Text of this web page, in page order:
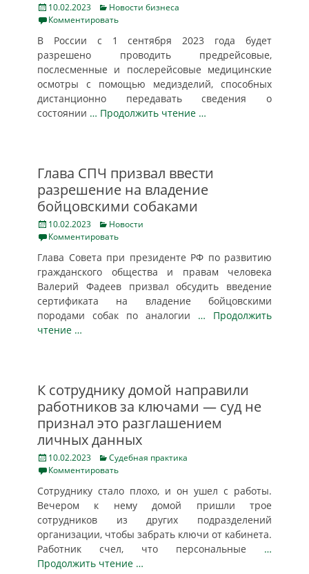
Posted
on
10.02.2023 Categories
Новости бизнеса
Комментировать
В России с 1 сентября 2023 года будет
разрешено проводить предрейсовые,
послесменные и послерейсовые медицинские
осмотры с помощью медизделий, способных
дистанционно передавать сведения о
состоянии … Продолжить чтение …
Глава СПЧ призвал ввести
разрешение на владение
бойцовскими собаками
Posted
on
10.02.2023 Categories
Новости
Комментировать
Глава Совета при президенте РФ по развитию
гражданского общества и правам человека
Валерий Фадеев призвал обсудить введение
сертификата на владение бойцовскими
породами собак по аналогии … Продолжить
чтение …
К сотруднику домой направили
работников за ключами — суд не
признал это разглашением
личных данных
Posted
on
10.02.2023 Categories
Судебная практика
Комментировать
Сотруднику стало плохо, и он ушел с работы.
Вечером к нему домой пришли трое
сотрудников из других подразделений
организации, чтобы забрать ключи от кабинета.
Работник счел, что персональные …
Продолжить чтение …